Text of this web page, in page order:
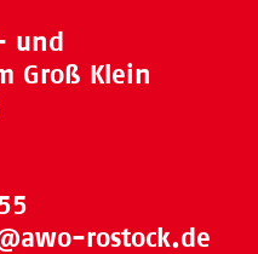
und
Groß Klein
rostock.de